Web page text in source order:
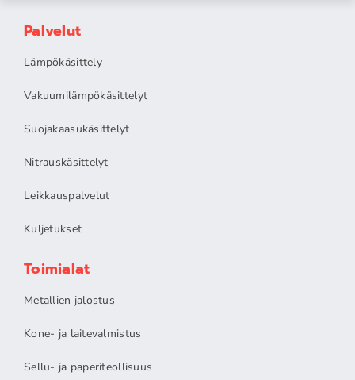
Palvelut
Lämpökäsittely
Vakuumilämpökäsittelyt
Suojakaasukäsittelyt
Nitrauskäsittelyt
Leikkauspalvelut
Kuljetukset
Toimialat
Metallien jalostus
Kone- ja laitevalmistus
Sellu- ja paperiteollisuus